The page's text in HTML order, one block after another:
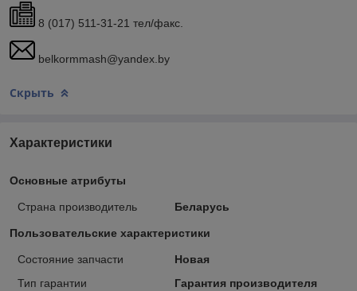
8 (017) 511-31-21 тел/факс.
belkormmash@yandex.by
Скрыть
Характеристики
Основные атрибуты
Страна производитель Беларусь
Пользовательские характеристики
Состояние запчасти
Новая
Тип гарантии
Гарантия производителя